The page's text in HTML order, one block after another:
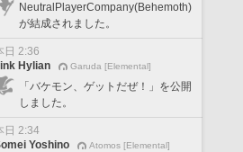
NeutralPlayerCompany(Behemoth)
が結成されました。
日 2:36
Hylian
Garuda [Elemental]
「バケモン、ゲットだぜ！」を公開
しました。
日 2:34
Yoshino
Atomos [Elemental]